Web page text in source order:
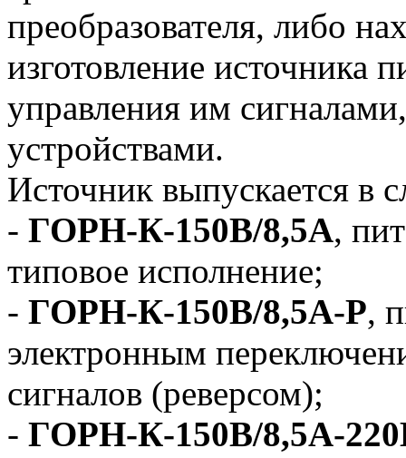
преобразователя, либо
изготовление источника
управления им
устройствами.
Источник выпускается
- ГОРН-К-150В/8,5А,
типовое исполнение;
- ГОРН-К-150В/8,5А-Р,
электронным
сигналов (реверсом);
- ГОРН-К-150В/8,5А-